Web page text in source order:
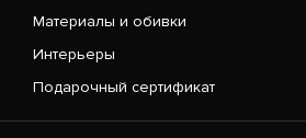
Материалы и обивки
Интерьеры
Подарочный сертификат